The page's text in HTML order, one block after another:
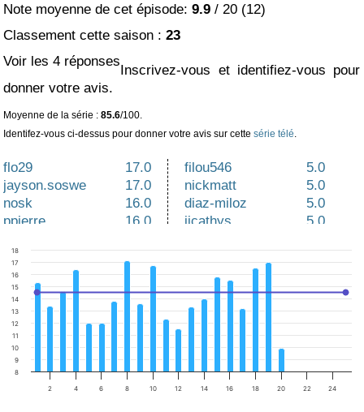
Note moyenne de cet épisode:9.9 / 20 (12)
Classement cette saison :23
Voir les 4 réponses
Inscrivez-vous et identifiez-vous pour
donner votre avis.
Moyenne de la série :85.6/100.
Identifez-vous ci-dessus pour donner votre avis sur cettesérie télé
flo29
17.0
jayson.soswe
17.0
nosk
16.0
ppierre
16.0
russel
filou546
5.0
nickmatt
5.0
diaz-miloz
5.0
iicathys
5.0
2 4 6 8 10 12 14 16 18 20 22 24
8
9
10
11
12
13
14
15
16
17
18